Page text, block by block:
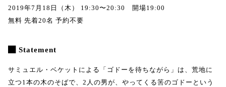
2019年7月18日（木） 19:30〜20:30 開場19:00
無料 先着20名 予約不要
Statement
サミュエル・ベケットによる「ゴドーを待ちながら」は、荒地に
立つ1本の木のそばで、2人の男が、やってくる筈のゴドーという